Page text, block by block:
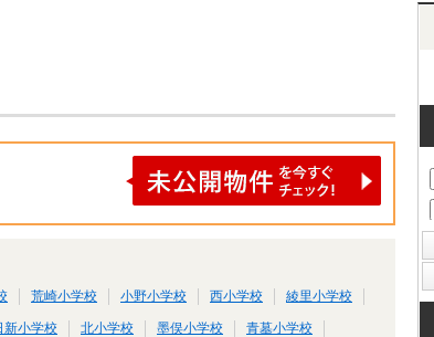
荒崎小学校 小野小学校 西小学校 綾里小学校
新小学校 北小学校 墨俣小学校 青墓小学校